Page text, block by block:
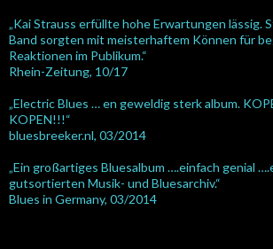
„Kai Strauss erfüllte hohe Erwartungen lässig.
Band sorgten mit meisterhaftem Können für
Reaktionen im Publikum.“
Rhein-Zeitung, 10/17
„Electric Blues … en geweldig sterk album.
KOPEN!!!“
bluesbreeker.nl, 03/2014
„Ein großartiges Bluesalbum ….einfach genial
gutsortierten Musik- und Bluesarchiv.“
Blues in Germany, 03/2014